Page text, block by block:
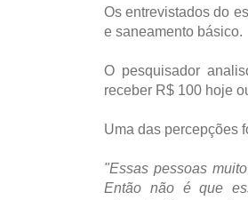
Os entrevistados do
e saneamento básico.
O pesquisador
receber R$ 100 hoje
Uma das percepções
"Essas pessoas
Então não é que